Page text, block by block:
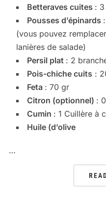
Betteraves cuites : 3
Pousses d’épinards
(vous pouvez
lanières de salade)
Persil plat : 2
Pois-chiche cuits :
Feta : 70 gr
Citron (optionnel) :
Cumin : 1 Cuillère à
Huile (d’olive
…